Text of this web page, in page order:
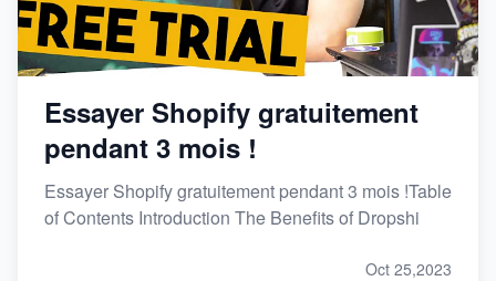
Essayer Shopify gratuitement
pendant 3 mois !
Essayer Shopify gratuitement pendant 3 mois !Table
of Contents Introduction The Benefits of Dropshi
Oct 25,2023